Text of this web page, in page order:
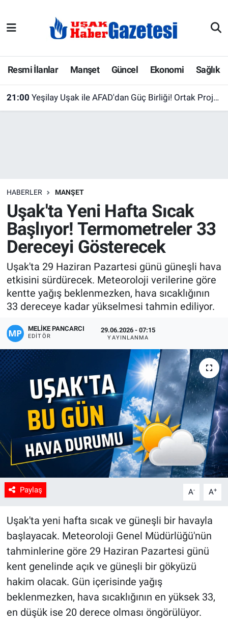
Resmi İlanlar Manşet Güncel Ekonomi Sağlık
21:00 Yeşilay Uşak ile AFAD'dan Güç Birliği! Ortak Projeler İçin İlk Adım Atıldı
HABERLER MANŞET
Uşak'ta Yeni Hafta Sıcak
Başlıyor! Termometreler 33
Dereceyi Gösterecek
Uşak'ta 29 Haziran Pazartesi günü güneşli hava
etkisini sürdürecek. Meteoroloji verilerine göre
kentte yağış beklenmezken, hava sıcaklığının
33 dereceye kadar yükselmesi tahmin ediliyor.
MELIKE PANCARCI
EDITÖR
29.06.2026 - 07:15
YAYINLANMA
Paylaş A- A+
Uşak'ta yeni hafta sıcak ve güneşli bir havayla
başlayacak. Meteoroloji Genel Müdürlüğü'nün
tahminlerine göre 29 Haziran Pazartesi günü
kent genelinde açık ve güneşli bir gökyüzü
hakim olacak. Gün içerisinde yağış
beklenmezken, hava sıcaklığının en yüksek 33,
en düşük ise 20 derece olması öngörülüyor.
E-Gazete
Ekonomi
Köşe Yazarları
Kültür Sanat
Manşet
Resmi İlanlar
Sağlık
Son Dakika
Spor
Uşak Haberleri
Uşak Hava Durumu
Uşak Trafik Yoğunluk Haritası